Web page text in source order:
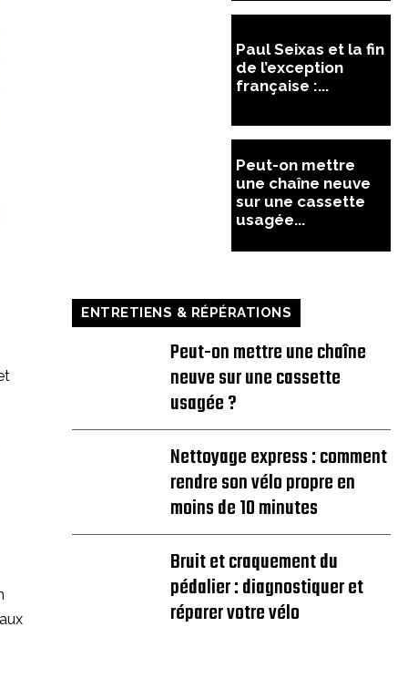
Paul Seixas et la fin
de l’exception
française :...
Peut-on mettre
une chaîne neuve
sur une cassette
usagée...
ENTRETIENS & RÉPÉRATIONS
Peut-on mettre une chaîne
neuve sur une cassette
usagée ?
Nettoyage express : comment
rendre son vélo propre en
moins de 10 minutes
Bruit et craquement du
pédalier : diagnostiquer et
réparer votre vélo